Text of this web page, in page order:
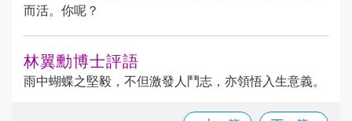
而活。你呢？
林翼勳博士評語
雨中蝴蝶之堅毅，不但激發人鬥志，亦領悟入生意義。